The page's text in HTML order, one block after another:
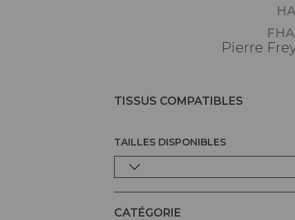
Pierre
TISSUS COMPATIBLES
TAILLES DISPONIBLES
CATÉGORIE